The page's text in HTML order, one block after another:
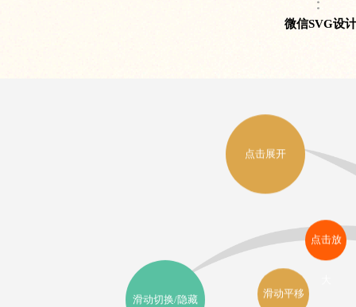
微信SVG设计
点击展开
点击放
滑动切换/隐藏
滑动平移